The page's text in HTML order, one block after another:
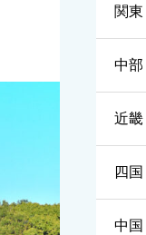
青森
岩手
宮城
山形
福島
関東
茨城
栃木
群馬
埼玉
中部
新潟
富山
石川
近畿
滋賀
京都
四国
徳島
中国